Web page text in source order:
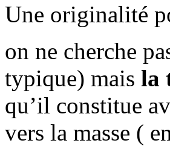
Une originalité
on ne cherche
typique) mais la
qu’il constitue
vers la masse (